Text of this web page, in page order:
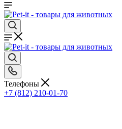
Телефоны
+7 (812) 210-01-70